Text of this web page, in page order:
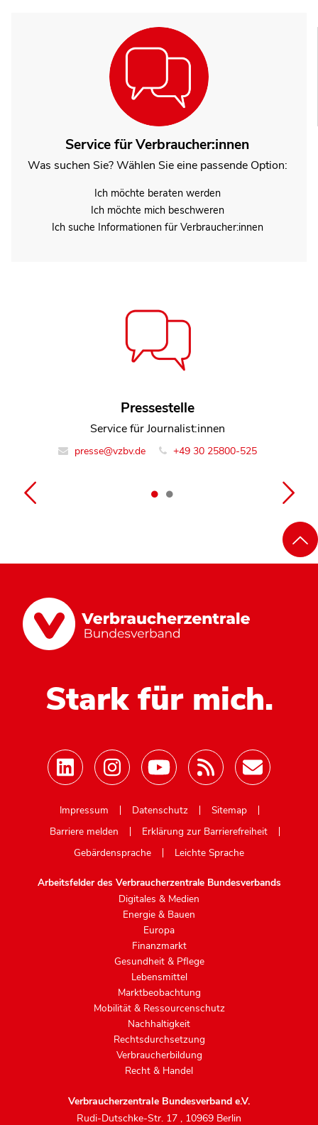
Service für Verbraucher:innen
Was suchen Sie? Wählen Sie eine passende Option:
Ich möchte beraten werden
Ich möchte mich beschweren
Ich suche Informationen für Verbraucher:innen
Pressestelle
Service für Journalist:innen
presse@vzbv.de +49 30 25800-525
Jutta Jaksche
Referentin Team Lebensmittel
info@vzbv.de +49 30 25800-0
Stark für mich.
Impressum
Datenschutz
Sitemap
Barriere melden
Erklärung zur Barrierefreiheit
Gebärdensprache
Leichte Sprache
Arbeitsfelder des Verbraucherzentrale Bundesverbands
Digitales & Medien
Energie & Bauen
Europa
Finanzmarkt
Gesundheit & Pflege
Lebensmittel
Marktbeobachtung
Mobilität & Ressourcenschutz
Nachhaltigkeit
Rechtsdurchsetzung
Verbraucherbildung
Recht & Handel
Verbraucherzentrale Bundesverband e.V.
Rudi-Dutschke-Str. 17 , 10969 Berlin